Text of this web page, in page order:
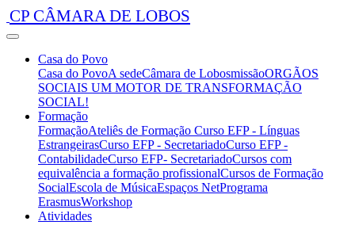
CP CÂMARA DE LOBOS
Casa do Povo
Casa do PovoA sedeCâmara de LobosmissãoORGÃOS
SOCIAIS UM MOTOR DE TRANSFORMAÇÃO
SOCIAL!
Formação
FormaçãoAteliês de Formação Curso EFP - Línguas
EstrangeirasCurso EFP - SecretariadoCurso EFP -
ContabilidadeCurso EFP- SecretariadoCursos com
equivalência a formação profissionalCursos de Formação
SocialEscola de MúsicaEspaços NetPrograma
ErasmusWorkshop
Atividades